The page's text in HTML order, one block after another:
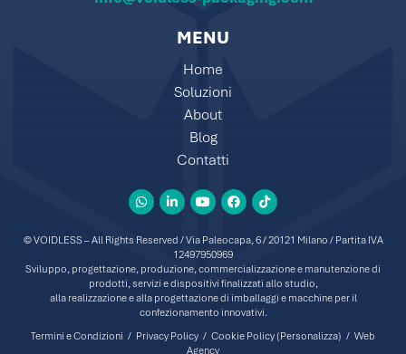
MENU
Home
Soluzioni
About
Blog
Contatti
© VOIDLESS – All Rights Reserved / Via Paleocapa, 6 / 20121 Milano / Partita IVA
12497950969
Sviluppo, progettazione, produzione, commercializzazione e manutenzione di
prodotti, servizi e dispositivi finalizzati allo studio,
alla realizzazione e alla progettazione di imballaggi e macchine per il
confezionamento innovativi.
Termini e Condizioni / Privacy Policy / Cookie Policy (Personalizza) / Web
Agency